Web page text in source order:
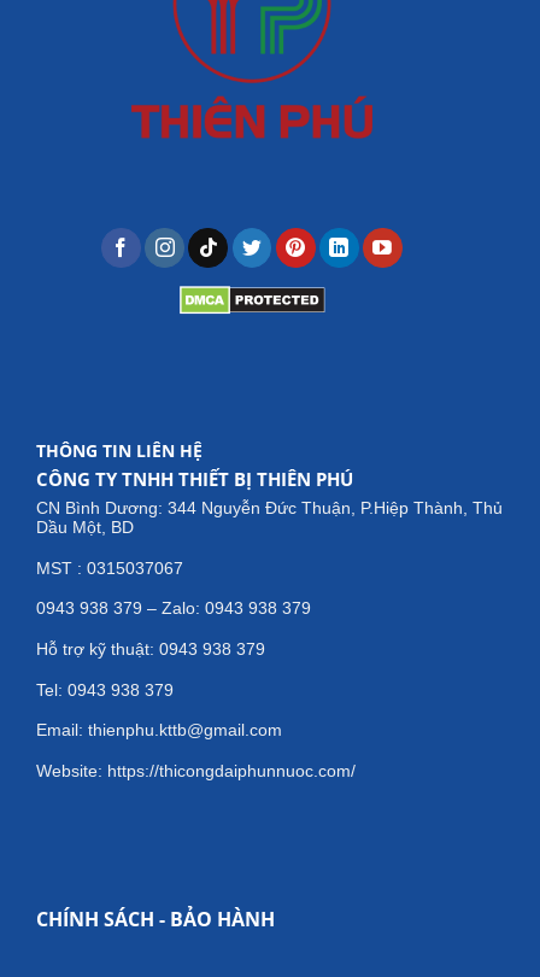
THÔNG TIN LIÊN HỆ
CÔNG TY TNHH THIẾT BỊ THIÊN PHÚ
CN Bình Dương: 344 Nguyễn Đức Thuận, P.Hiệp Thành, Thủ
Dầu Một, BD
MST : 0315037067
0943 938 379 – Zalo: 0943 938 379
Hỗ trợ kỹ thuật: 0943 938 379
Tel: 0943 938 379
Email: thienphu.kttb@gmail.com
Website: https://thicongdaiphunnuoc.com/
CHÍNH SÁCH - BẢO HÀNH